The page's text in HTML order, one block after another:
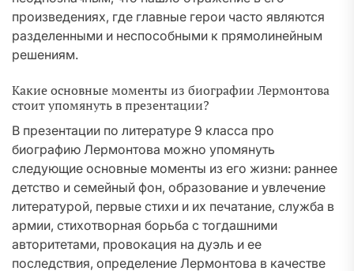
произведениях, где главные герои часто являются
разделенными и неспособными к прямолинейным
решениям.
Какие основные моменты из биографии Лермонтова
стоит упомянуть в презентации?
В презентации по литературе 9 класса про
биографию Лермонтова можно упомянуть
следующие основные моменты из его жизни: раннее
детство и семейный фон, образование и увлечение
литературой, первые стихи и их печатание, служба в
армии, стихотворная борьба с тогдашними
авторитетами, провокация на дуэль и ее
последствия, определение Лермонтова в качестве